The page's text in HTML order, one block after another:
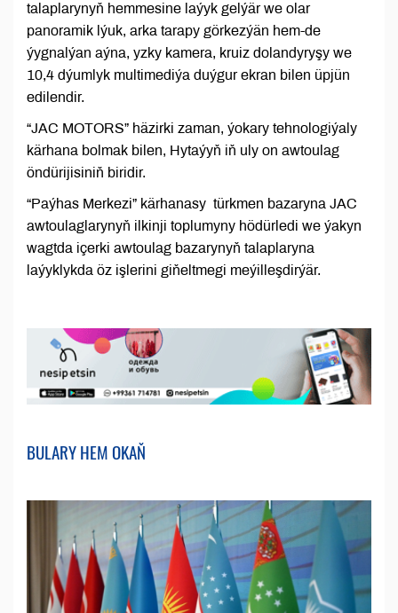
talaplarynyň hemmesine laýyk gelýär we olar
panoramik lýuk, arka tarapy görkezýän hem-de
ýygnalýan aýna, yzky kamera, kruiz dolandyryşy we
10,4 dýumlyk multimediýa duýgur ekran bilen üpjün
edilendir.
“JAC MOTORS” häzirki zaman, ýokary tehnologiýaly
kärhana bolmak bilen, Hytaýyň iň uly on awtoulag
öndürijisiniň biridir.
“Paýhas Merkezi” kärhanasy türkmen bazaryna JAC
awtoulaglarynyň ilkinji toplumyny hödürledi we ýakyn
wagtda içerki awtoulag bazarynyň talaplaryna
laýyklykda öz işlerini giňeltmegi meýilleşdirýär.
BULARY HEM OKAŇ